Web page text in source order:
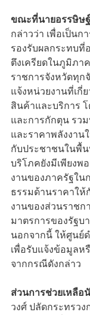
ขณะที่นายอรรษิษ
กล่าวว่า เพื่อเป็นก
รองรับผลกระทบที่
ตึงเครียดในภูมิภา
ราชการจังหวัดทุก
แจ้งหน่วยงานที่เกี่
สินค้าและบริการ
และการกักตุน รว
และราคาพลังงาน
กับประชาชนในพื้
บริโภคยังมีเพียงพ
งานของภาครัฐใน
ธรรมด้านราคาให้
งานของส่วนราชก
มาตรการของรัฐบ
นอกจากนี้ ให้ศูนย์
เพื่อรับแจ้งข้อมูลห
จากกรณีดังกล่าว
ส่วนการช่วยเหลือ
วงศ์ ปลัดกระทรว